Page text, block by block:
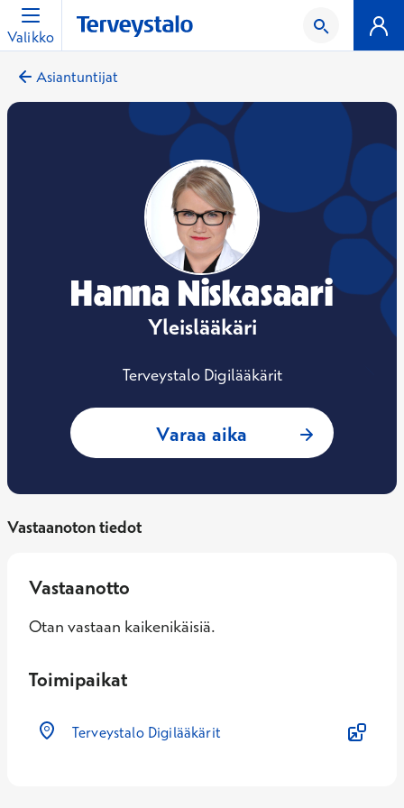
Valikko
Asiantuntijat
Hanna Niskasaari
Yleislääkäri
Terveystalo Digilääkärit
Varaa aika : Hanna
Vastaanoton tiedot
Vastaanotto
Otan vastaan kaikenikäisiä.
Toimipaikat
Terveystalo Digilääkärit